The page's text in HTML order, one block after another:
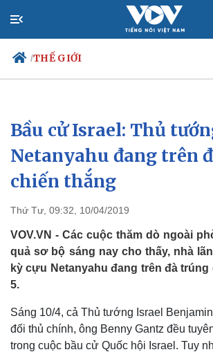
/THẾ GIỚI
Chính trị
Đảng
Tổ chức nhân sự
Quốc hội
Xã hội
Tin 24h
Dự báo
Bầu cử Israel: Thủ
Netanyahu đang trên
chiến thắng
Thứ Tư, 09:32, 10/04/2019
VOV.VN - Các cuộc thăm dò ngoài
quả sơ bộ sáng nay cho thấy, nhà
kỳ cựu Netanyahu đang trên đà
5.
Sáng 10/4, cả Thủ tướng Israel
đối thủ chính, ông Benny Gantz đều
trong cuộc bầu cử Quốc hội Israel. Tuy